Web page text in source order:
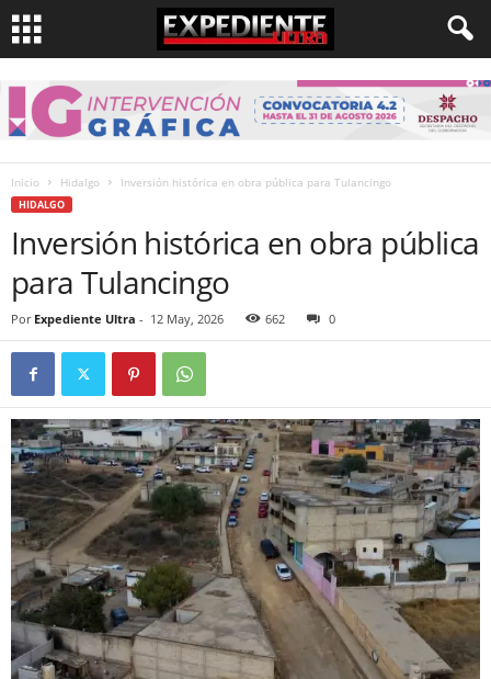
Inicio Hidalgo Inversión histórica en obra pública para Tulancingo
HIDALGO
Inversión histórica en obra pública
para Tulancingo
Por Expediente Ultra - 12 May, 2026 662 0